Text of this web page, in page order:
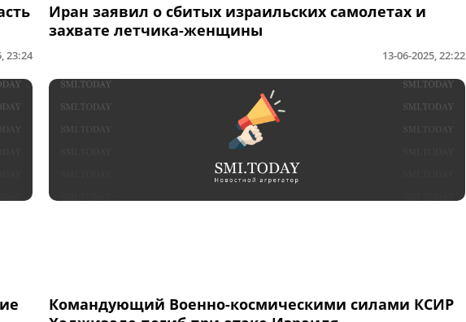
23:24
Иран заявил о сбитых израильских самолетах и
захвате летчика-женщины
13-06-2025, 22:22
Командующий Военно-космическими силами КСИР